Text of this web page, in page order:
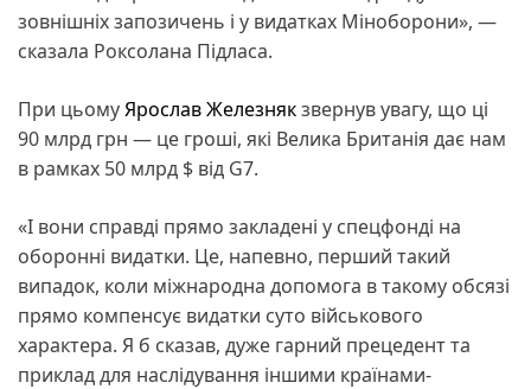
зовнішніх запозичень і у видатках Міноборони», —
сказала Роксолана Підласа.
При цьомуЯрослав Железнякзвернув увагу, що ці
90 млрд грн — це гроші, які Велика Британія дає нам
в рамках 50 млрд $ від G7.
«І вони справді прямо закладені у спецфонді на
оборонні видатки. Це, напевно, перший такий
випадок, коли міжнародна допомога в такому обсязі
прямо компенсує видатки суто військового
характера. Я б сказав, дуже гарний прецедент та
приклад для наслідування іншими країнами-